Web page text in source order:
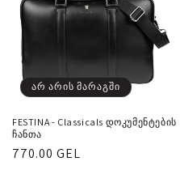
არ არის მარაგში
FESTINA - Classicals დოკუმენტების
ჩანთა
რეგულარული
770.00 GEL